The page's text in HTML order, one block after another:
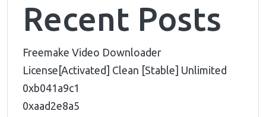
Recent Posts
Freemake Video Downloader
License[Activated] Clean [Stable] Unlimited
0xb041a9c1
0xaad2e8a5